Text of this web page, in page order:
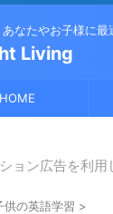
なたやお子様に最
Living
HOME
ョン広告を利用
供の英語学習 >